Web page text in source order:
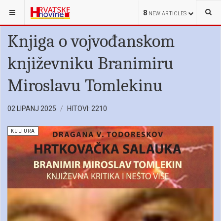
8 NEW ARTICLES
NALAZITE SE OVDJE: KULTURA
Knjiga o vojvođanskom
književniku Branimiru
Miroslavu Tomlekinu
02 LIPANJ 2025 HITOVI: 2210
KULTURA